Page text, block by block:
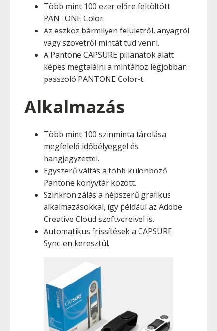
Több mint 100 ezer előre feltöltött
PANTONE Color.
Az eszköz bármilyen felületről, anyagról
vagy szövetről mintát tud venni.
A Pantone CAPSURE pillanatok alatt
képes megtalálni a mintához legjobban
passzoló PANTONE Color-t.
Alkalmazás
Több mint 100 színminta tárolása
megfelelő időbélyeggel és
hangjegyzettel.
Egyszerű váltás a több különböző
Pantone könyvtár között.
Szinkronizálás a népszerű grafikus
alkalmazásokkal, így például az Adobe
Creative Cloud szoftvereivel is.
Automatikus frissítések a CAPSURE
Sync-en keresztül.